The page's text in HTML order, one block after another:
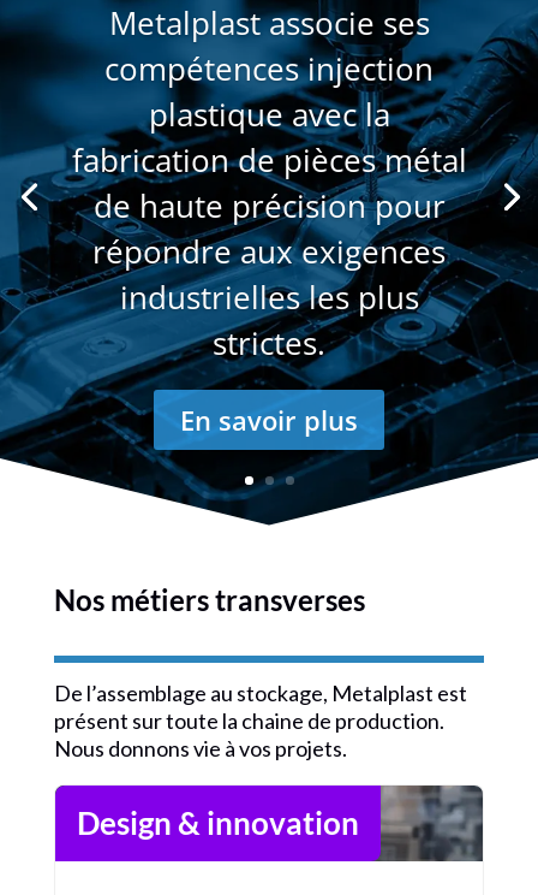
Metalplast associe ses
compétences injection
plastique avec la
fabrication de pièces métal
de haute précision pour
répondre aux exigences
industrielles les plus
strictes.
En savoir plus
Nos métiers transverses
De l’assemblage au stockage, Metalplast est
présent sur toute la chaine de production.
Nous donnons vie à vos projets.
Design & innovation